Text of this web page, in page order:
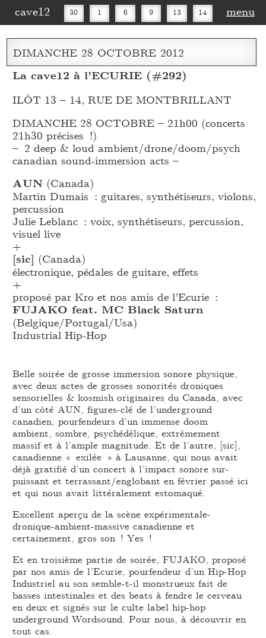
cave12 30 1 6 9 13 14
16 20 27 30
menu
DIMANCHE 28 OCTOBRE 2012
La cave12 à l’ECURIE (#292)
ILÔT 13 – 14, RUE DE MONTBRILLANT
DIMANCHE 28 OCTOBRE – 21h00 (concerts
21h30 précises !)
– 2 deep & loud ambient/drone/doom/psych
canadian sound-immersion acts –
AUN (Canada)
Martin Dumais : guitares, synthétiseurs, violons,
percussion
Julie Leblanc : voix, synthétiseurs, percussion,
visuel live
+
[sic] (Canada)
électronique, pédales de guitare, effets
+
proposé par Kro et nos amis de l’Ecurie :
FUJAKO feat. MC Black Saturn
(Belgique/Portugal/Usa)
Industrial Hip-Hop
Belle soirée de grosse immersion sonore physique,
avec deux actes de grosses sonorités droniques
sensorielles & kosmish originaires du Canada, avec
d’un côté AUN, figures-clé de l’underground
canadien, pourfendeurs d’un immense doom
ambient, sombre, psychédélique, extrêmement
massif et à l’ample magnitude. Et de l’autre, [sic],
canadienne « exilée » à Lausanne, qui nous avait
déjà gratifié d’un concert à l’impact sonore sur-
puissant et terrassant/englobant en février passé ici
et qui nous avait littéralement estomaqué.
Excellent aperçu de la scène expérimentale-
dronique-ambient-massive canadienne et
certainement, gros son ! Yes !
Et en troisième partie de soirée, FUJAKO, proposé
par nos amis de l’Ecurie, pourfendeur d’un Hip-Hop
Industriel au son semble-t-il monstrueux fait de
basses intestinales et des beats à fendre le cerveau
en deux et signés sur le culte label hip-hop
underground Wordsound. Pour nous, à découvrir en
tout cas.